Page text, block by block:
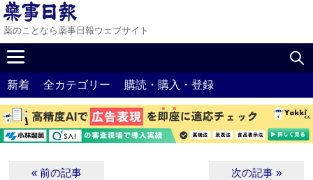
薬のことなら薬事日報ウェブサイト
新着 全カテゴリー 購読・購入・登録
« 前の記事 次の記事 »